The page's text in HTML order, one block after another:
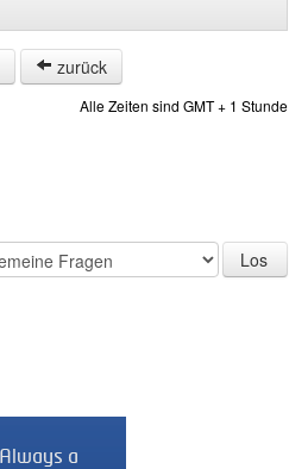
zurück
Alle Zeiten sind GMT + 1 Stunde